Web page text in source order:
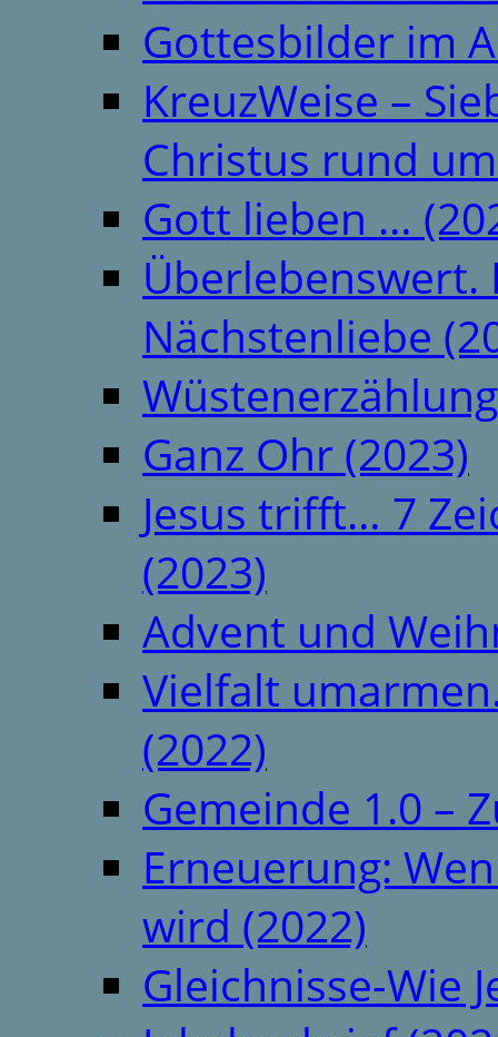
Gottesbilder im
KreuzWeise –
Christus rund
Gott lieben …
Überlebenswert.
Nächstenliebe
Ganz Ohr (2023)
Jesus trifft… 7
(2023)
Advent und
Vielfalt
(2022)
Gemeinde 1.0 –
Erneuerung:
wird (2022)
Gleichnisse-Wie